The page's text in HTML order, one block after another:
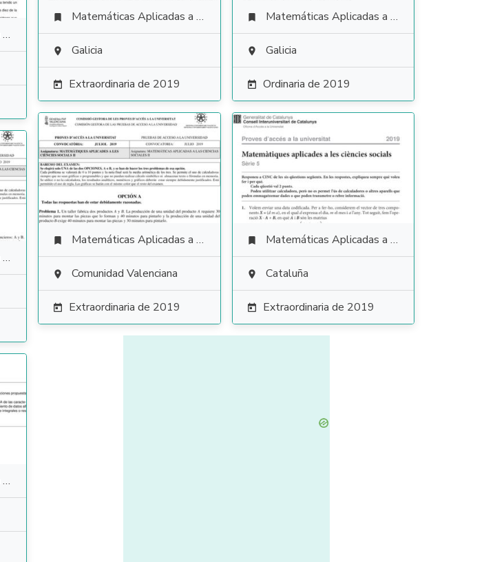
 Matemáticas Aplicadas a las Ciencias Sociales
 Galicia
 Extraordinaria de 2019
 Matemáticas Aplicadas a las Ciencias Sociales
 Galicia
 Ordinaria de 2019
 Matemáticas Aplicadas a las Ciencias Sociales
 Comunidad Valenciana
 Extraordinaria de 2019
 Matemáticas Aplicadas a las Ciencias Sociales
 Cataluña
 Extraordinaria de 2019